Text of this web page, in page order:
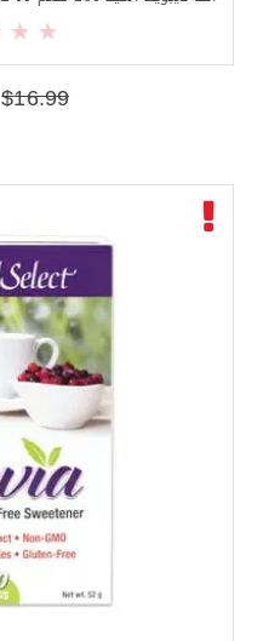
$16.99